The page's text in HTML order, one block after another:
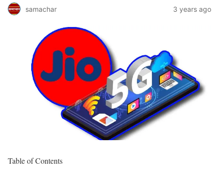
samachar 3 years ago
Table of Contents